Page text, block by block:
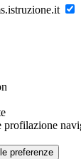
profilazione
preferenze